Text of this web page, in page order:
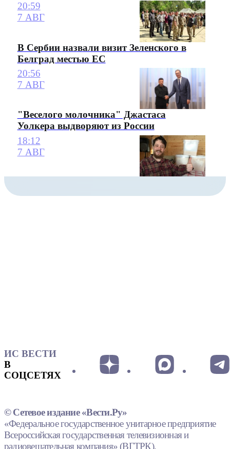
20:59
7 АВГ
В Сербии назвали визит Зеленского в
Белград местью ЕС
20:56
7 АВГ
"Веселого молочника" Джастаса
Уолкера выдворяют из России
18:12
7 АВГ
ИС ВЕСТИ
В
СОЦСЕТЯХ
© Сетевое издание «Вести.Ру»
«Федеральное государственное унитарное предприятие
Всероссийская государственная телевизионная и
радиовещательная компания» (ВГТРК).